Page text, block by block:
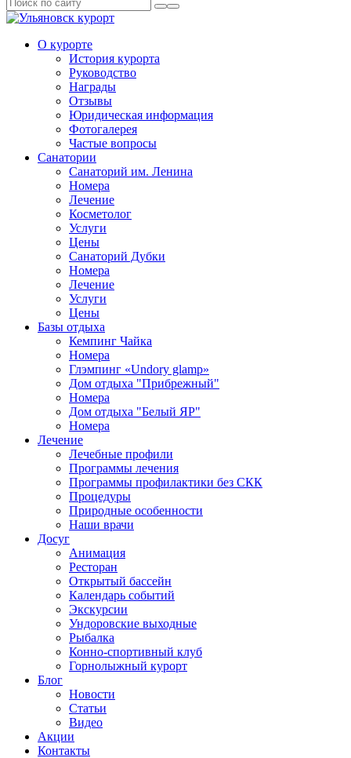
О курорте
История курорта
Руководство
Награды
Отзывы
Юридическая информация
Фотогалерея
Частые вопросы
Санатории
Санаторий им. Ленина
Номера
Лечение
Косметолог
Услуги
Цены
Санаторий Дубки
Номера
Лечение
Услуги
Цены
Базы отдыха
Кемпинг Чайка
Номера
Глэмпинг «Undory glamp»
Дом отдыха "Прибрежный"
Номера
Дом отдыха "Белый ЯР"
Номера
Лечение
Лечебные профили
Программы лечения
Программы профилактики без СКК
Процедуры
Природные особенности
Наши врачи
Досуг
Анимация
Ресторан
Открытый бассейн
Календарь событий
Экскурсии
Ундоровские выходные
Рыбалка
Конно-спортивный клуб
Горнолыжный курорт
Блог
Новости
Статьи
Видео
Акции
Контакты